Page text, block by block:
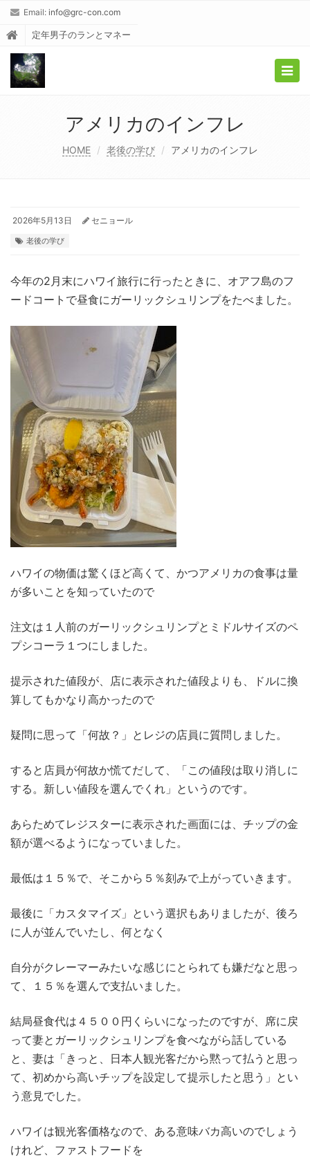
Email: info@grc-con.com
定年男子のランとマネー
アメリカのインフレ
HOME 老後の学び アメリカのインフレ
2026年5月13日 セニョール
老後の学び
今年の2月末にハワイ旅行に行ったときに、オアフ島のフ
ードコートで昼食にガーリックシュリンプをたべました。
ハワイの物価は驚くほど高くて、かつアメリカの食事は量
が多いことを知っていたので
注文は１人前のガーリックシュリンプとミドルサイズのペ
プシコーラ１つにしました。
提示された値段が、店に表示された値段よりも、ドルに換
算してもかなり高かったので
疑問に思って「何故？」とレジの店員に質問しました。
すると店員が何故か慌てだして、「この値段は取り消しに
する。新しい値段を選んでくれ」というのです。
あらためてレジスターに表示された画面には、チップの金
額が選べるようになっていました。
最低は１５％で、そこから５％刻みで上がっていきます。
最後に「カスタマイズ」という選択もありましたが、後ろ
に人が並んでいたし、何となく
自分がクレーマーみたいな感じにとられても嫌だなと思っ
て、１５％を選んで支払いました。
結局昼食代は４５００円くらいになったのですが、席に戻
って妻とガーリックシュリンプを食べながら話している
と、妻は「きっと、日本人観光客だから黙って払うと思っ
て、初めから高いチップを設定して提示したと思う」とい
う意見でした。
ハワイは観光客価格なので、ある意味バカ高いのでしょう
けれど、ファストフードを